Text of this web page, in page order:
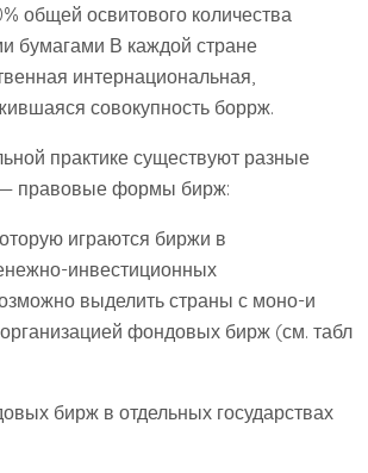
общей освитового количества
бумагами В каждой стране
интернациональная,
совокупность боррж.
практике существуют разные
— правовые формы бирж:
играются биржи в
инвестиционных
выделить страны с моно-и
фондовых бирж (см. табл
бирж в отдельных государствах